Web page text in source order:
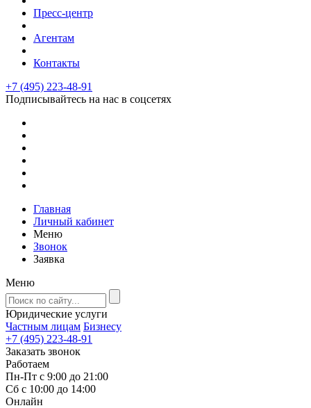
Пресс-центр
Агентам
Контакты
+7 (495) 223-48-91
Подписывайтесь на нас в соцсетях
Главная
Личный кабинет
Меню
Звонок
Заявка
Меню
Юридические услуги
Частным лицам Бизнесу
+7 (495) 223-48-91
Заказать звонок
Работаем
Пн-Пт с 9:00 до 21:00
Сб с 10:00 до 14:00
Онлайн